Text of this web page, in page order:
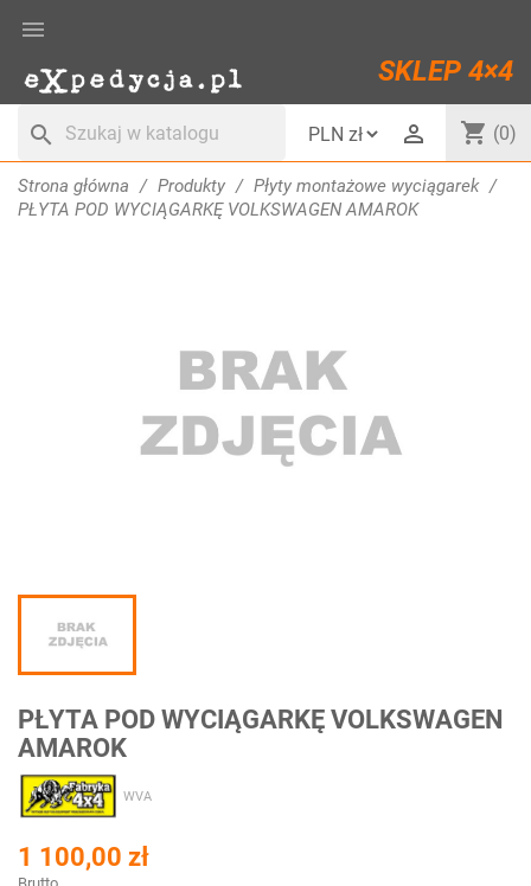

SKLEP 4×4
search  shopping_cart (0)
Strona główna Produkty
Płyty montażowe wyciągarek
PŁYTA POD WYCIĄGARKĘ VOLKSWAGEN AMAROK
PŁYTA POD WYCIĄGARKĘ VOLKSWAGEN
AMAROK
WVA
1 100,00 zł